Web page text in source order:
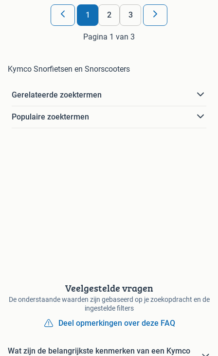
1 2 3
Pagina 1 van 3
Kymco Snorfietsen en Snorscooters
Gerelateerde zoektermen
Populaire zoektermen
Veelgestelde vragen
De onderstaande waarden zijn gebaseerd op je zoekopdracht en de
ingestelde filters
Deel opmerkingen over deze FAQ
Wat zijn de belangrijkste kenmerken van een Kymco